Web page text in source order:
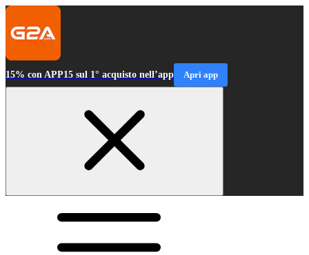
15% con APP15 sul 1° acquisto nell’app Apri app